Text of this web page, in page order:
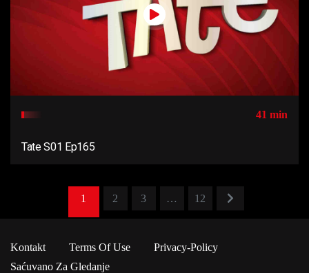
41 min
Tate S01 Ep165
1 2 3 … 12
Kontakt Terms Of Use
Privacy-Policy
Saćuvano Za Gledanje